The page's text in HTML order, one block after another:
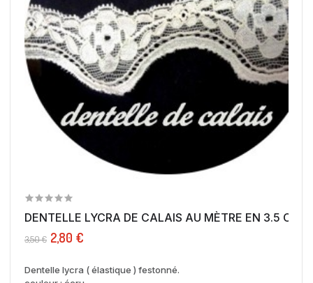
DENTELLE LYCRA DE CALAIS AU MÈTRE EN 3.5 CM...
3,50 € 2,80 €
Dentelle lycra ( élastique ) festonné.